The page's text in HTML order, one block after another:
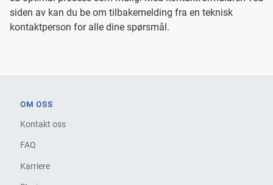
siden av kan du be om tilbakemelding fra en teknisk
kontaktperson for alle dine spørsmål.
OM OSS
Kontakt oss
FAQ
Karriere